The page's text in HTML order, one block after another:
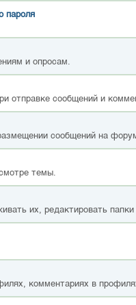
пароля
и опросам.
отправке сообщений и
сообщений на
темы.
их, редактировать
комментариях в